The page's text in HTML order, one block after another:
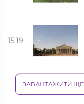
15:19
ЗАВАНТАЖИТИ ЩЕ